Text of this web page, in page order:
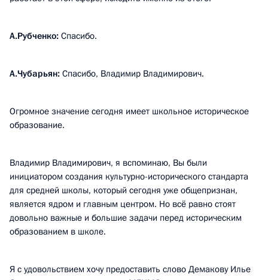
А.Рубченко: Спасибо.
А.Чубарьян: Спасибо, Владимир Владимирович.
Огромное значение сегодня имеет школьное историческое
образование.
Владимир Владимирович, я вспоминаю, Вы были
инициатором создания культурно-исторического стандарта
для средней школы, который сегодня уже общепризнан,
является ядром и главным центром. Но всё равно стоят
довольно важные и большие задачи перед историческим
образованием в школе.
Я с удовольствием хочу предоставить слово Демакову Илье